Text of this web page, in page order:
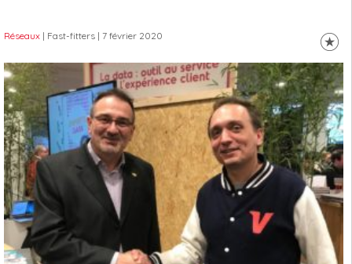
Réseaux | Fast-fitters | 7 février 2020